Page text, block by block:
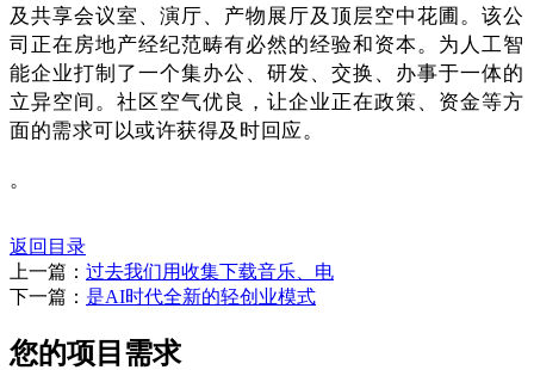
及共享会议室、演厅、产物展厅及顶层空中花圃。该公
司正在房地产经纪范畴有必然的经验和资本。为人工智
能企业打制了一个集办公、研发、交换、办事于一体的
立异空间。社区空气优良，让企业正在政策、资金等方
面的需求可以或许获得及时回应。
。
返回目录
上一篇： 过去我们用收集下载音乐、电
下一篇： 是AI时代全新的轻创业模式
您的项目需求